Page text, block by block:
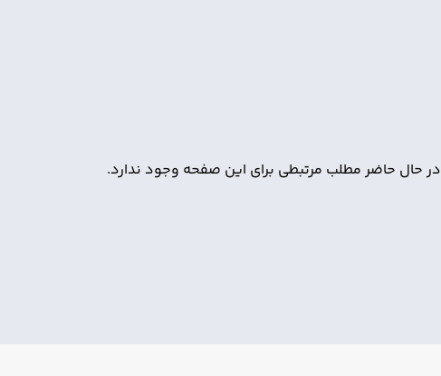
در حال حاضر مطلب مرتبطی برای این صفحه وجود ندارد.